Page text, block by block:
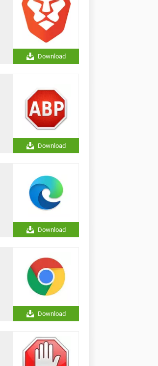
Download
Download
Download
Download